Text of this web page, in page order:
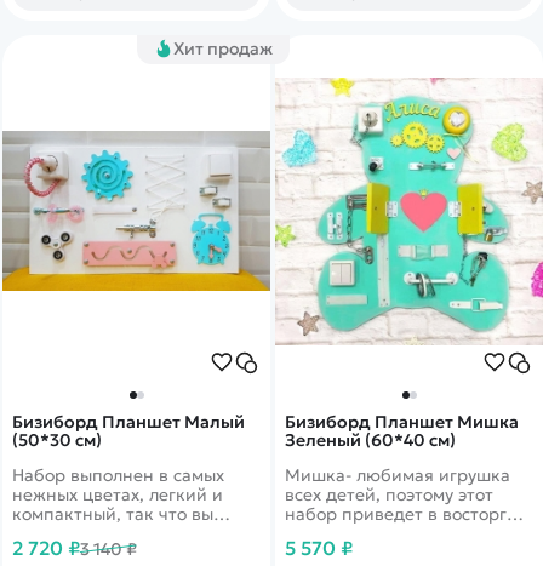
Хит продаж
Бизиборд Планшет Малый
(50*30 см)
Набор выполнен в самых
нежных цветах, легкий и
компактный, так что вы
собой в любые поездки
2 720 ₽3 140 ₽
Бизиборд Планшет Мишка
Зеленый (60*40 см)
Мишка- любимая игрушка
всех детей, поэтому этот
набор приведет в восторг
5 570 ₽